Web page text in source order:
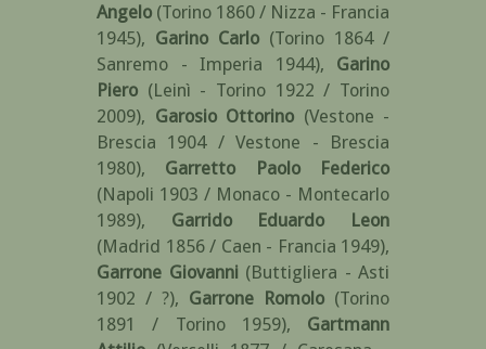
Angelo (Torino 1860 / Nizza - Francia
1945), Garino Carlo (Torino 1864 /
Sanremo - Imperia 1944), Garino
Piero (Leinì - Torino 1922 / Torino
2009), Garosio Ottorino (Vestone -
Brescia 1904 / Vestone - Brescia
1980), Garretto Paolo Federico
(Napoli 1903 / Monaco - Montecarlo
1989), Garrido Eduardo Leon
(Madrid 1856 / Caen - Francia 1949),
Garrone Giovanni (Buttigliera - Asti
1902 / ?), Garrone Romolo (Torino
1891 / Torino 1959), Gartmann